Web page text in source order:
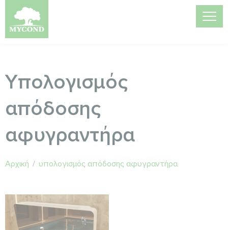
Υπολογισμός
απόδοσης
αφυγραντήρα
Αρχική / υπολογισμός απόδοσης αφυγραντήρα